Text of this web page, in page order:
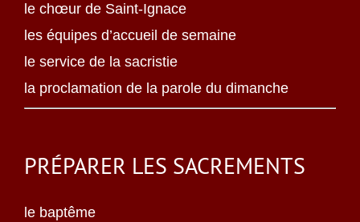
le chœur de Saint-Ignace
les équipes d’accueil de semaine
le service de la sacristie
la proclamation de la parole du dimanche
PRÉPARER LES SACREMENTS
le baptême